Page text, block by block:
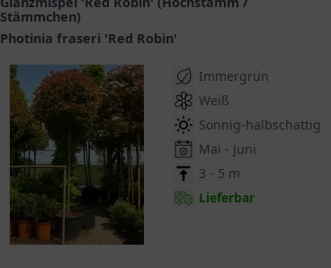
Stämmchen)
Photinia fraseri 'Red Robin'
Immergrün
Weiß
Sonnig-halbschattig
Mai - Juni
3 - 5 m
Lieferbar